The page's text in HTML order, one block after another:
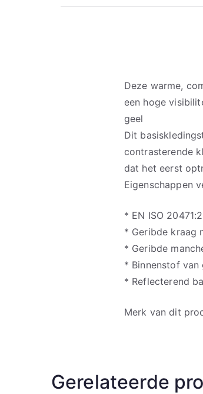
Deze warme,
een hoge
geel
Dit
contrasterende
dat het eerst
Eigenschappen
* EN ISO
* Geribde kraag
* Geribde
* Binnenstof
* Reflecterend
Merk van dit
Gerelateerde